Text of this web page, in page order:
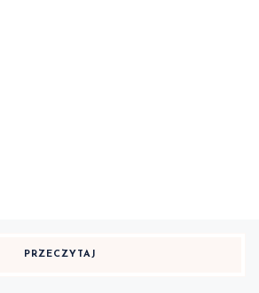
PRZECZYTAJ